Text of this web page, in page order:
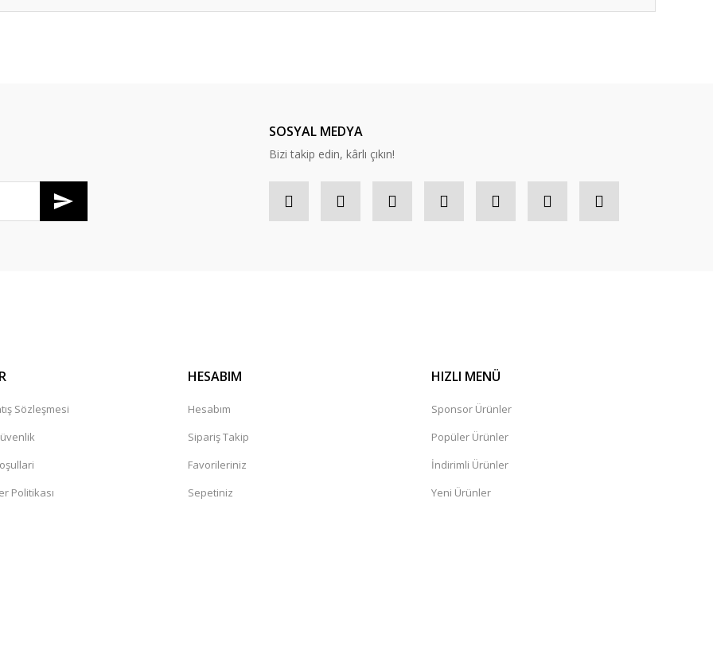
SOSYAL MEDYA
Bizi takip edin, kârlı çıkın!
Sözleşmesi
Politikası
HESABIM
Hesabım
Sipariş Takip
Favorileriniz
Sepetiniz
HIZLI MENÜ
Sponsor Ürünler
Popüler Ürünler
İndirimli Ürünler
Yeni Ürünler